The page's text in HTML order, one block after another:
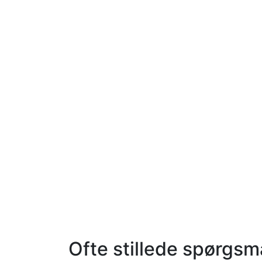
Ofte stillede